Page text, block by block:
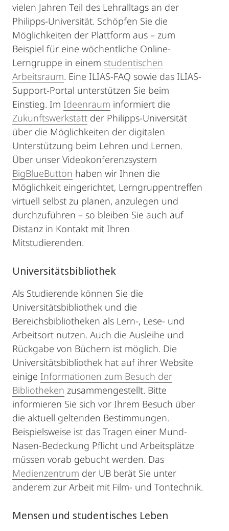
vielen Jahren Teil des Lehralltags an der
Philipps-Universität. Schöpfen Sie die
Möglichkeiten der Plattform aus – zum
Beispiel für eine wöchentliche Online-
Lerngruppe in einem studentischen
Arbeitsraum. Eine ILIAS-FAQ sowie das ILIAS-
Support-Portal unterstützen Sie beim
Einstieg. Im Ideenraum informiert die
Zukunftswerkstatt der Philipps-Universität
über die Möglichkeiten der digitalen
Unterstützung beim Lehren und Lernen.
Über unser Videokonferenzsystem
BigBlueButton haben wir Ihnen die
Möglichkeit eingerichtet, Lerngruppentreffen
virtuell selbst zu planen, anzulegen und
durchzuführen – so bleiben Sie auch auf
Distanz in Kontakt mit Ihren
Mitstudierenden.
Universitätsbibliothek
Als Studierende können Sie die
Universitätsbibliothek und die
Bereichsbibliotheken als Lern-, Lese- und
Arbeitsort nutzen. Auch die Ausleihe und
Rückgabe von Büchern ist möglich. Die
Universitätsbibliothek hat auf ihrer Website
einige Informationen zum Besuch der
Bibliotheken zusammengestellt. Bitte
informieren Sie sich vor Ihrem Besuch über
die aktuell geltenden Bestimmungen.
Beispielsweise ist das Tragen einer Mund-
Nasen-Bedeckung Pflicht und Arbeitsplätze
müssen vorab gebucht werden. Das
Medienzentrum der UB berät Sie unter
anderem zur Arbeit mit Film- und Tontechnik.
Mensen und studentisches Leben